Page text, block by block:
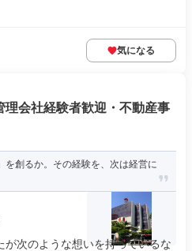
気になる
理会社経験者歓迎・不動産事
を創るか。その経験を、次は経営に
次のような想いを持っているな